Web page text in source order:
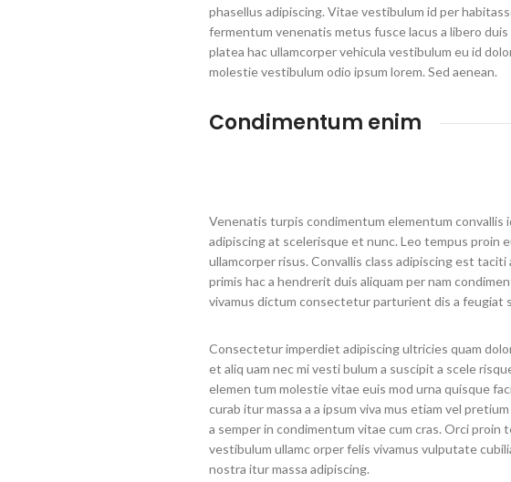
phasellus adipiscing. Vitae vestibulum id per
fermentum venenatis metus fusce lacus a libero
platea hac ullamcorper vehicula vestibulum eu id
molestie vestibulum odio ipsum lorem. Sed aenean.
Condimentum enim
Venenatis turpis condimentum elementum convallis
adipiscing at scelerisque et nunc. Leo tempus proin
ullamcorper risus. Convallis class adipiscing est
primis hac a hendrerit duis aliquam per nam
vivamus dictum consectetur parturient dis a feugiat
Consectetur imperdiet adipiscing ultricies quam
et aliq uam nec mi vesti bulum a suscipit a scele
elemen tum molestie vitae euis mod urna quisque
curab itur massa a a ipsum viva mus etiam vel
a semper in condimentum vitae cum cras. Orci proin
vestibulum ullamc orper felis vivamus vulputate
nostra itur massa adipiscing.